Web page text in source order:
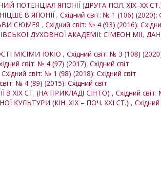
ПОТЕНЦІАЛ ЯПОНІЇ (ДРУГА ПОЛ. ХІХ–ХХ
В ЯПОНІЇ , Східний світ: № 1 (106) (2020):
СЮМЕЯ , Східний світ: № 4 (93) (2016):
ДУХОВНОЇ АКАДЕМІЇ: СІМЕОН МІІ,
МІСІМИ ЮКІО , Східний світ: № 3 (108)
світ: № 4 (97) (2017): Східний світ
Східний світ: № 1 (98) (2018): Східний світ
№ 4 (89) (2015): Східний світ
ХІХ СТ. (НА ПРИКЛАДІ СІНТО) , Східний
КУЛЬТУРИ (КІН. ХІХ – ПОЧ. ХХІ СТ.) ,